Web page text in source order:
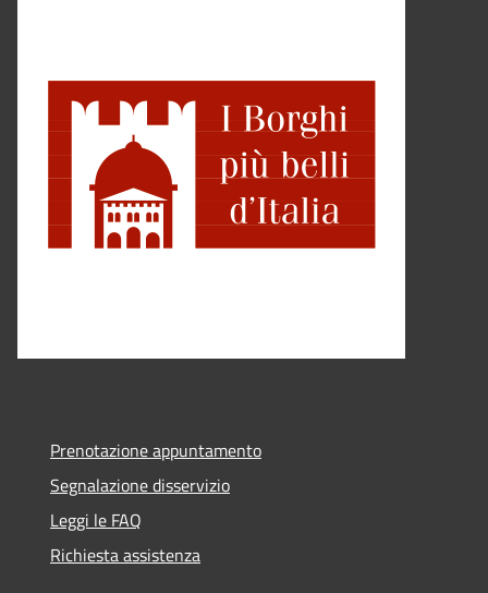
Prenotazione appuntamento
Segnalazione disservizio
Leggi le FAQ
Richiesta assistenza